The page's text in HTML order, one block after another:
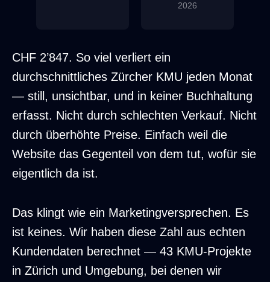
2026
Vier Kennzahlen: CHF 2847 monatlicher
CHF 2’847. So viel verliert ein
durchschnittliches Zürcher KMU jeden Monat
— still, unsichtbar, und in keiner Buchhaltung
erfasst. Nicht durch schlechten Verkauf. Nicht
durch überhöhte Preise. Einfach weil die
Website das Gegenteil von dem tut, wofür sie
eigentlich da ist.
Das klingt wie ein Marketingversprechen. Es
ist keines. Wir haben diese Zahl aus echten
Kundendaten berechnet — 43 KMU-Projekte
in Zürich und Umgebung, bei denen wir